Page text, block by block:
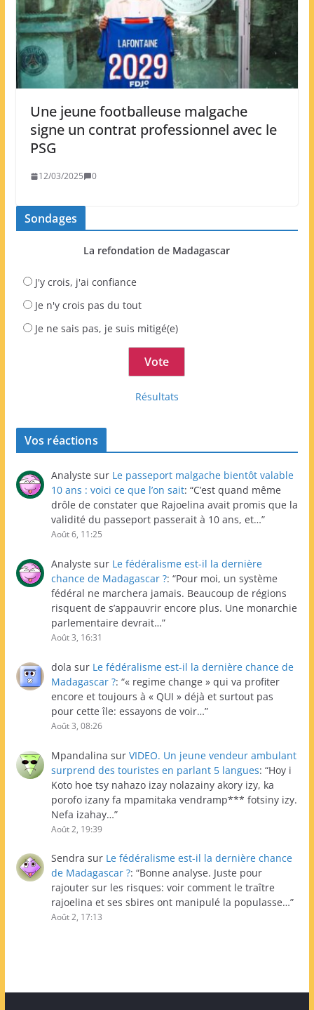
Une jeune footballeuse malgache
signe un contrat professionnel avec le
PSG
12/03/2025 0
Sondages
La refondation de Madagascar
J'y crois, j'ai confiance
Je n'y crois pas du tout
Je ne sais pas, je suis mitigé(e)
Résultats
Vos réactions
Analyste sur Le passeport malgache bientôt valable
10 ans : voici ce que l’on sait: “C’est quand même
drôle de constater que Rajoelina avait promis que la
validité du passeport passerait à 10 ans, et…”
Août 6, 11:25
Analyste sur Le fédéralisme est-il la dernière
chance de Madagascar ?: “Pour moi, un système
fédéral ne marchera jamais. Beaucoup de régions
risquent de s’appauvrir encore plus. Une monarchie
parlementaire devrait…”
Août 3, 16:31
dola sur Le fédéralisme est-il la dernière chance de
Madagascar ?: “« regime change » qui va profiter
encore et toujours à « QUI » déjà et surtout pas
pour cette île: essayons de voir…”
Août 3, 08:26
Mpandalina sur VIDEO. Un jeune vendeur ambulant
surprend des touristes en parlant 5 langues: “Hoy i
Koto hoe tsy nahazo izay nolazainy akory izy, ka
porofo izany fa mpamitaka vendramp*** fotsiny izy.
Nefa izahay…”
Août 2, 19:39
Sendra sur Le fédéralisme est-il la dernière chance
de Madagascar ?: “Bonne analyse. Juste pour
rajouter sur les risques: voir comment le traître
rajoelina et ses sbires ont manipulé la populasse…”
Août 2, 17:13